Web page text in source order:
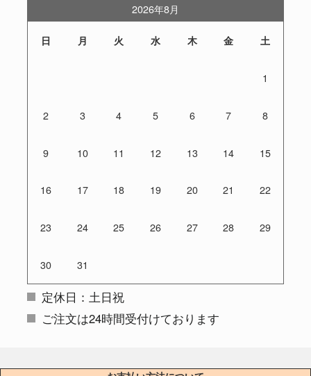
2026年8月
日 月 火 水 木 金 土
1
2 3 4 5 6 7 8
9 10 11 12 13 14 15
16 17 18 19 20 21 22
23 24 25 26 27 28 29
30 31
定休日：土日祝
ご注文は24時間受付けております